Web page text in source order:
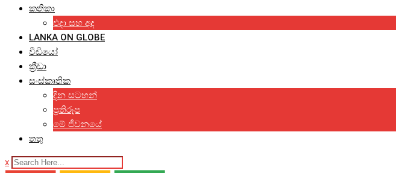
කතිකා
එදා සහ අද
LANKA ON GLOBE
වීඩියෝ
ක්‍රීඩා
සංස්කෘතික
දින සටහන්
ප්‍රතිරූප
මේ ජීවනයේ
තතු
x